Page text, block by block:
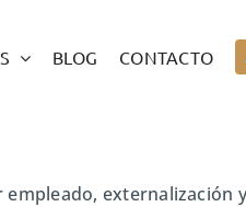
BLOG CONTACTO
externalización